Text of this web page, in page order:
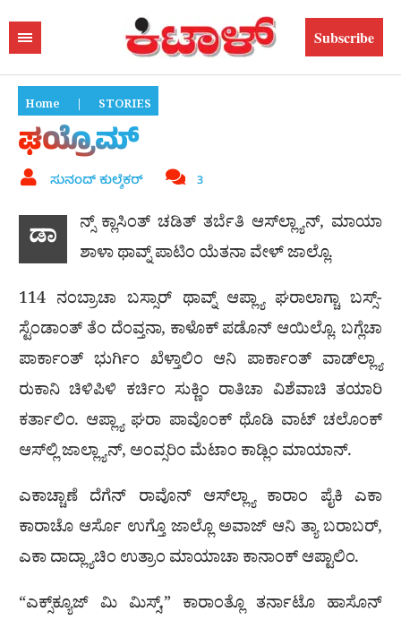
Subscribe
Home | STORIES
ಘಯ್ರೊಮ್
ಸುನಂದ್ ಕುಲ್ಶೆಕರ್ 3
ಡಾ
ನ್ಸ್ ಕ್ಲಾಸಿಂತ್ ಚಡಿತ್ ತರ್ಬೆತಿ ಆಸ್‍ಲ್ಲ್ಯಾನ್, ಮಾಯಾ
ಶಾಳಾ ಥಾವ್ನ್ ಪಾಟಿಂ ಯೆತನಾ ವೇಳ್ ಜಾಲ್ಲೊ.
114 ನಂಬ್ರಾಚಾ ಬಸ್ಸಾರ್ ಥಾವ್ನ್ ಆಪ್ಲ್ಯಾ ಘರಾಲಾಗ್ಚಾ ಬಸ್ಸ್-
ಸ್ಟೆಂಡಾಂತ್ ತೆಂ ದೆಂವ್ತನಾ, ಕಾಳೊಕ್ ಪಡೊನ್ ಆಯಿಲ್ಲೊ. ಬಗ್ಲೆಚಾ
ಪಾರ್ಕಾಂತ್ ಭುರ್ಗಿಂ ಖೆಳ್ತಾಲಿಂ ಆನಿ ಪಾರ್ಕಾಂತ್ ವಾಡ್‌ಲ್ಲ್ಯಾ
ರುಕಾನಿ ಚಿಳಿಪಿಳಿ ಕರ್ಚಿಂ ಸುಕ್ಣಿಂ ರಾತಿಚಾ ವಿಶೆವಾಚಿ ತಯಾರಿ
ಕರ್ತಾಲಿಂ. ಆಪ್ಲ್ಯಾ ಘರಾ ಪಾವೊಂಕ್ ಥೊಡಿ ವಾಟ್ ಚಲೊಂಕ್
ಆಸ್‌ಲ್ಲಿ ಜಾಲ್ಲ್ಯಾನ್, ಅಂವ್ಸರಿಂ ಮೆಟಾಂ ಕಾಡ್ಲಿಂ ಮಾಯಾನ್.
ಎಕಾಚ್ಚಾಣೆ ದೆಗೆನ್ ರಾವೊನ್ ಆಸ್‌ಲ್ಲ್ಯಾ ಕಾರಾಂ ಪೈಕಿ ಎಕಾ
ಕಾರಾಚೊ ಆರ್ಸೊ ಉಗ್ತೊ ಜಾಲ್ಲೊ ಅವಾಜ್ ಆನಿ ತ್ಯಾ ಬರಾಬರ್,
ಎಕಾ ದಾದ್ಲ್ಯಾಚಿಂ ಉತ್ರಾಂ ಮಾಯಾಚಾ ಕಾನಾಂಕ್ ಆಪ್ಟಾಲಿಂ.
“ಎಕ್ಸ್‌ಕ್ಯೂಜ್ ಮಿ ಮಿಸ್ಸ್,” ಕಾರಾಂತ್ಲೊ ತರ್ನಾಟೊ ಹಾಸೊನ್